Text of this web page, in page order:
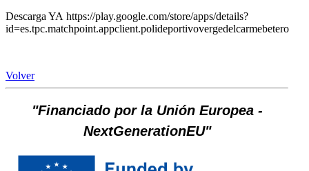
Descarga YA https://play.google.com/store/apps/details?
id=es.tpc.matchpoint.appclient.polideportivovergedelcarmebetero
Volver
"Financiado por la Unión Europea -
NextGenerationEU"